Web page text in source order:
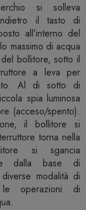
si solleva
indietro il tasto di
all’interno del
massimo di acqua
bollitore, sotto il
a leva per
Al di sotto di
spia luminosa
(acceso/spento).
il bollitore si
torna nella
si sgancia
dalla base di
modalità di
le operazioni di